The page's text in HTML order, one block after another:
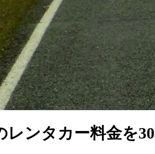
レンタカー料金を